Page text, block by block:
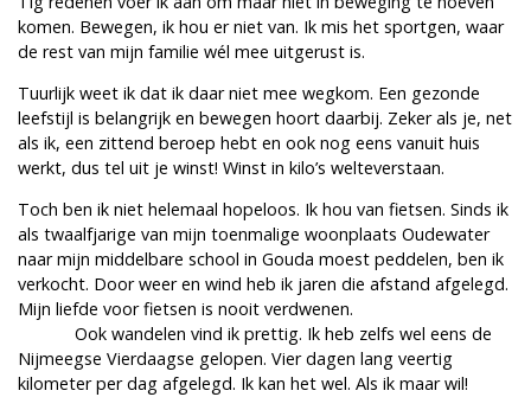
komen. Bewegen, ik hou er niet van. Ik mis het sportgen, waar
de rest van mijn familie wél mee uitgerust is.
Tuurlijk weet ik dat ik daar niet mee wegkom. Een gezonde
leefstijl is belangrijk en bewegen hoort daarbij. Zeker als je, net
als ik, een zittend beroep hebt en ook nog eens vanuit huis
werkt, dus tel uit je winst! Winst in kilo’s welteverstaan.
Toch ben ik niet helemaal hopeloos. Ik hou van fietsen. Sinds ik
als twaalfjarige van mijn toenmalige woonplaats Oudewater
naar mijn middelbare school in Gouda moest peddelen, ben ik
verkocht. Door weer en wind heb ik jaren die afstand afgelegd.
Mijn liefde voor fietsen is nooit verdwenen.
Ook wandelen vind ik prettig. Ik heb zelfs wel eens de
Nijmeegse Vierdaagse gelopen. Vier dagen lang veertig
kilometer per dag afgelegd. Ik kan het wel. Als ik maar wil!